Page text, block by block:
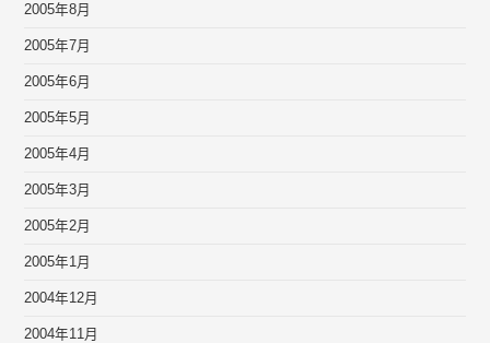
2005年8月
2005年7月
2005年6月
2005年5月
2005年4月
2005年3月
2005年2月
2005年1月
2004年12月
2004年11月